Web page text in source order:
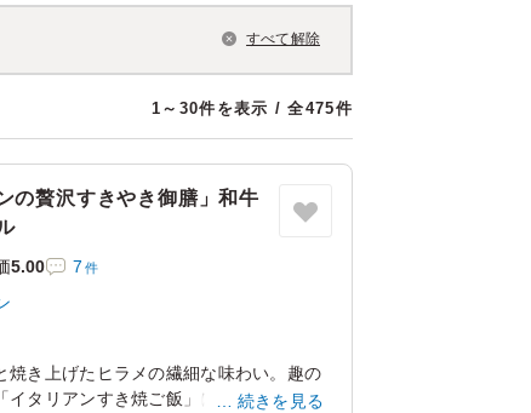
すべて解除
1～30件を表示 / 全475件
の贅沢すきやき御膳」和牛
5.00 7 件
焼き上げたヒラメの繊細な味わい。趣の
イタリアンすき焼ご飯」に至るまで、山
続きを見る